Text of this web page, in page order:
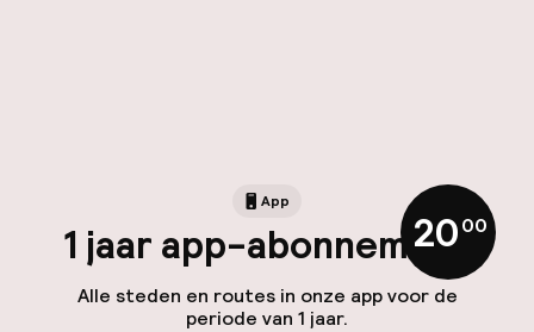
App
1 jaar app-abonnement
Alle steden en routes in onze app voor de
periode van 1 jaar.
20,00